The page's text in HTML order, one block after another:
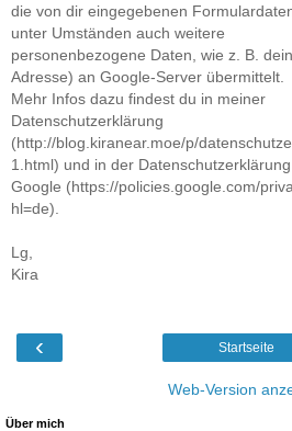
die von dir eingegebenen
unter Umständen auch weitere
personenbezogene Daten, wie z. B.
Adresse) an Google-Server übermittelt.
Mehr Infos dazu findest du in meiner
Datenschutzerklärung
(http://blog.kiranear.moe/p/
1.html) und in der
Google (https://policies.google.com/
hl=de).
Lg,
Kira
‹ Startseite
Web-Version
Über mich